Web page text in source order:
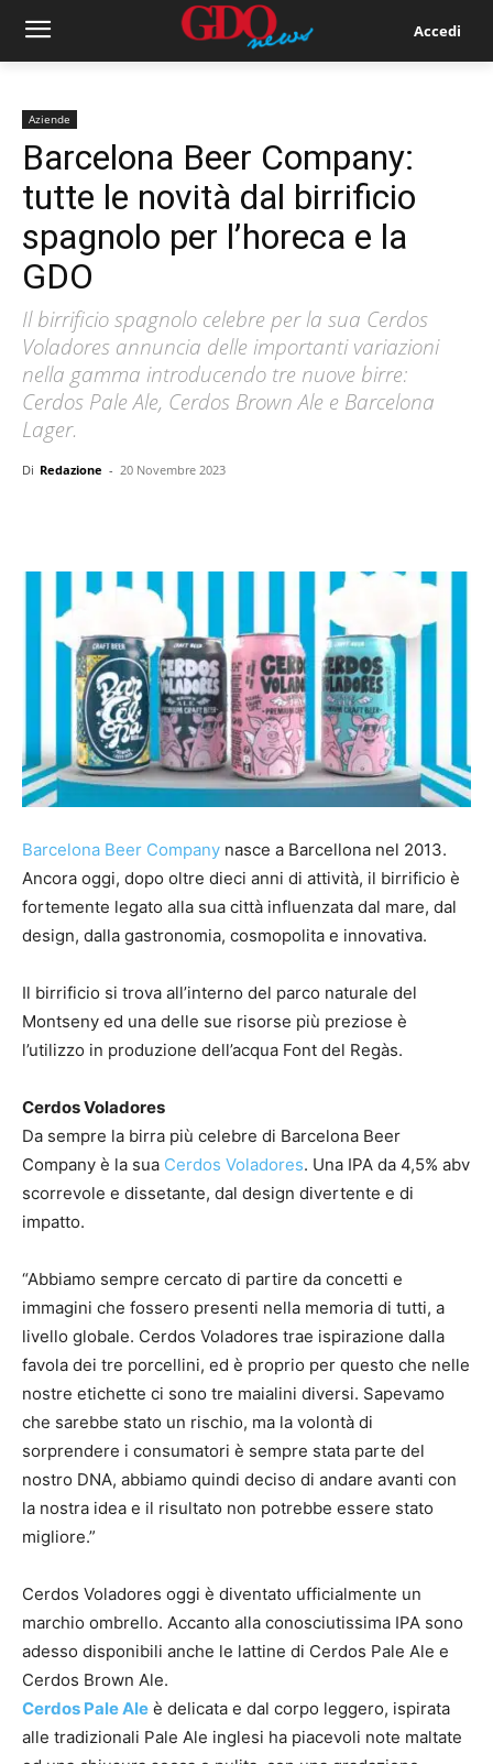
Accedi
Aziende
Barcelona Beer Company:
tutte le novità dal birrificio
spagnolo per l’horeca e la
GDO
Il birrificio spagnolo celebre per la sua Cerdos
Voladores annuncia delle importanti variazioni
nella gamma introducendo tre nuove birre:
Cerdos Pale Ale, Cerdos Brown Ale e Barcelona
Lager.
Di Redazione - 20 Novembre 2023
Barcelona Beer Company nasce a Barcellona nel 2013.
Ancora oggi, dopo oltre dieci anni di attività, il birrificio è
fortemente legato alla sua città influenzata dal mare, dal
design, dalla gastronomia, cosmopolita e innovativa.
Il birrificio si trova all’interno del parco naturale del
Montseny ed una delle sue risorse più preziose è
l’utilizzo in produzione dell’acqua Font del Regàs.
Cerdos Voladores
Da sempre la birra più celebre di Barcelona Beer
Company è la sua Cerdos Voladores. Una IPA da 4,5% abv
scorrevole e dissetante, dal design divertente e di
impatto.
“Abbiamo sempre cercato di partire da concetti e
immagini che fossero presenti nella memoria di tutti, a
livello globale. Cerdos Voladores trae ispirazione dalla
favola dei tre porcellini, ed è proprio per questo che nelle
nostre etichette ci sono tre maialini diversi. Sapevamo
che sarebbe stato un rischio, ma la volontà di
sorprendere i consumatori è sempre stata parte del
nostro DNA, abbiamo quindi deciso di andare avanti con
la nostra idea e il risultato non potrebbe essere stato
migliore.”
Cerdos Voladores oggi è diventato ufficialmente un
marchio ombrello. Accanto alla conosciutissima IPA sono
adesso disponibili anche le lattine di Cerdos Pale Ale e
Cerdos Brown Ale.
Cerdos Pale Ale è delicata e dal corpo leggero, ispirata
alle tradizionali Pale Ale inglesi ha piacevoli note maltate